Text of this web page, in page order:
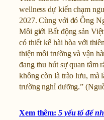
wellness dự kiến chạm
2027. Cùng với đó Ông
Môi giới Bất động sản
có thiết kế hài hòa với
thiện môi trường và vận
đang thu hút sự quan tâm
không còn là trào lưu, mà
trường nghỉ dưỡng.”
Xem thêm: 5 yếu tố để